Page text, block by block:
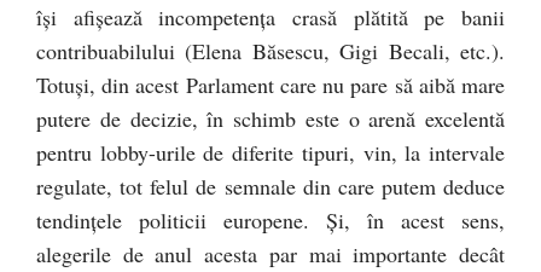
își afișează incompetența crasă plătită pe banii
contribuabilului (Elena Băsescu, Gigi Becali, etc.).
Totuși, din acest Parlament care nu pare să aibă mare
putere de decizie, în schimb este o arenă excelentă
pentru lobby-urile de diferite tipuri, vin, la intervale
regulate, tot felul de semnale din care putem deduce
tendințele politicii europene. Și, în acest sens,
alegerile de anul acesta par mai importante decât